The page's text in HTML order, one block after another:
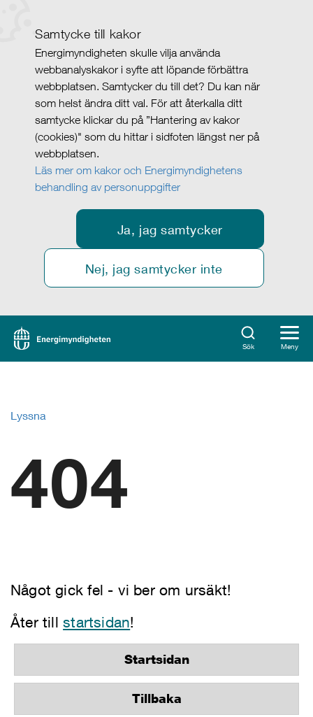
Samtycke till kakor
Energimyndigheten skulle vilja använda
webbanalyskakor i syfte att löpande förbättra
webbplatsen. Samtycker du till det? Du kan när
som helst ändra ditt val. För att återkalla ditt
samtycke klickar du på ”Hantering av kakor
(cookies)" som du hittar i sidfoten längst ner på
webbplatsen.
Läs mer om kakor och Energimyndighetens
behandling av personuppgifter
Ja, jag samtycker
Nej, jag samtycker inte
Sök Meny
Lyssna
404
Något gick fel - vi ber om ursäkt!
Åter tillstartsidan!
Startsidan
Tillbaka